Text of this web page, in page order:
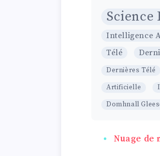
Science
Intelligence
Télé
Dernières Télé
Artificielle
Domhnall
Nuage de